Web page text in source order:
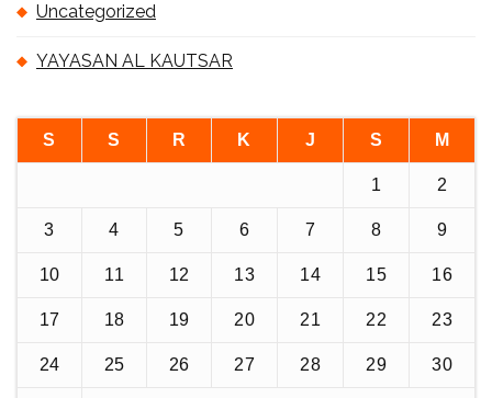
Uncategorized
YAYASAN AL KAUTSAR
S S R K J S M
1 2
3 4 5 6 7 8 9
10 11 12 13 14 15 16
17 18 19 20 21 22 23
24 25 26 27 28 29 30